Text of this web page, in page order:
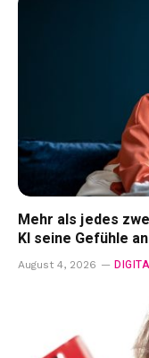
Mehr als jedes
KI seine Gefühle an
August 4, 2026